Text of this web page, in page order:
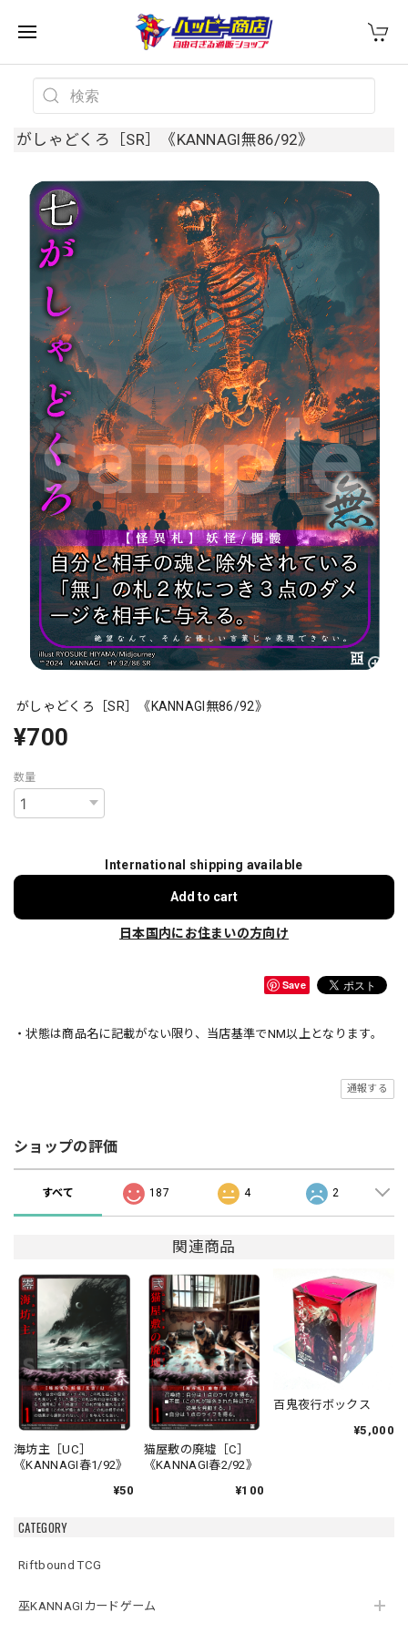
CATEGORY
Riftbound TCG
巫KANNAGIカードゲーム
がしゃどくろ［SR］《KANNAGI無86/92》
がしゃどくろ［SR］《KANNAGI無86/92》
¥700
数量
International shipping available
Add to cart
日本国内にお住まいの方向け
Save
・状態は商品名に記載がない限り、当店基準でNM以上となります。
通報する
ショップの評価
すべて 187 4 2
関連商品
海坊主［UC］
《KANNAGI春1/92》
¥50
猫屋敷の廃墟［C］
《KANNAGI春2/92》
¥100
百鬼夜行ボックス
¥5,000